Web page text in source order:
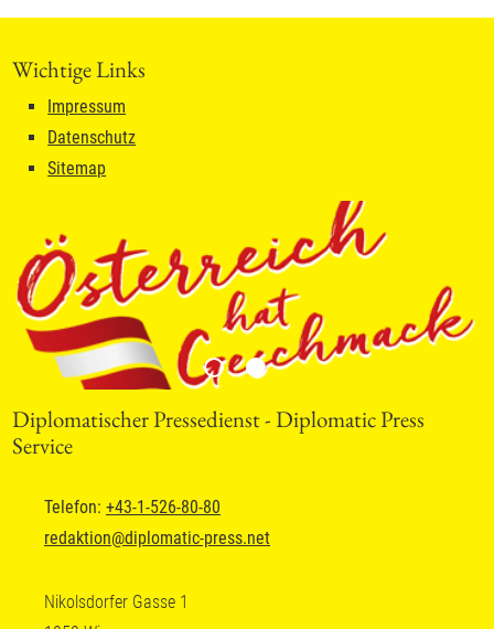
Wichtige Links
Impressum
Datenschutz
Sitemap
Diplomatischer Pressedienst - Diplomatic Press
Service
Telefon: +43-1-526-80-80
redaktion@diplomatic-press.net
Nikolsdorfer Gasse 1